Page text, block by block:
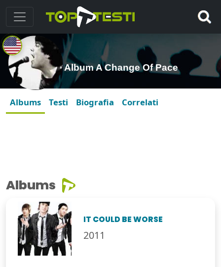
Album A Change Of Pace
Albums Testi Biografia Correlati
Albums
IT COULD BE WORSE
2011